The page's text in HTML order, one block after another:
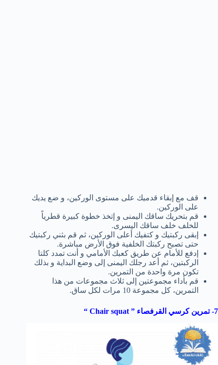
قف مع إبقاء قدميك على مستوى الوركين، و ضع يديك
على الوركين.
قم بتحريك ساقك اليمنى و إتخذ خطوة كبيرة قطرياً
للخلف خلف ساقك اليسرى.
إبقى ركبتيك و كتفيك أعلى الوركين، ثم قم بثني ركبتيك
حتى تصبح ركبتك الخلفية فوق الأرض مباشرة.
إدفع للأمام عن طريق كعبك الأمامي و أنت تمدد كلتا
الركبتين، ثم أعد رجلك اليمنى إلى وضع البداية و بذلك
تكون مرة واحدة من التمرين.
قم بأداء مجموعتين إلى ثلاث مجموعات من هذا
التمرين، كل مجموعة 10 مرات لكل ساق.
7- تمرين كرسي القرفصاء ” Chair squat
“